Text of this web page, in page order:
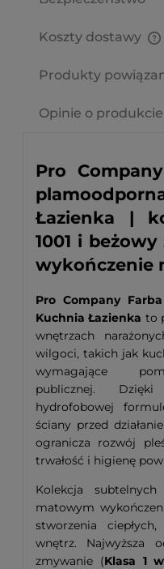
Koszty dostawy
Produkty
Opinie o produkcie
Pro
Łazienka |
1001 i
wykończenie
Pro Company
Kuchnia Łazienka to
wnętrzach
wilgoci, takich jak
wymagające
publicznej. Dzięki
hydrofobowej
ściany przed
ogranicza rozwój
trwałość i higienę
Kolekcja
matowym
stworzenia
wnętrz. Najwyższa
zmywanie (Klasa 1